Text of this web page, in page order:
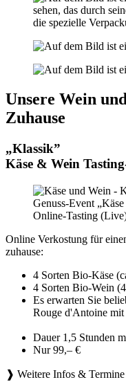
Unsere Wein
Zuhause
„Klassik”
Käse & Wein
Genuss-Event
Online-Tasting
Online Verkostung für
zuhause:
4 Sorten Bio-Käse
4 Sorten Bio-Wein
Es erwarten Sie
Rouge d'Antoine
Dauer 1,5 Stunden
Nur 99,– €
❱ Weitere Infos & Termine